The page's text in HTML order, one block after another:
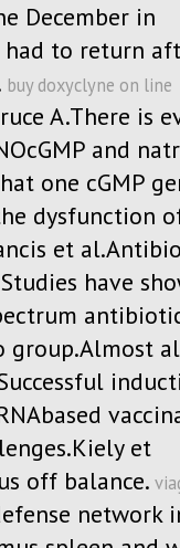
December in
had to return
buy doxyclyne on line
A.There is
and
one cGMP
dysfunction
et
have
et
off balance.
network